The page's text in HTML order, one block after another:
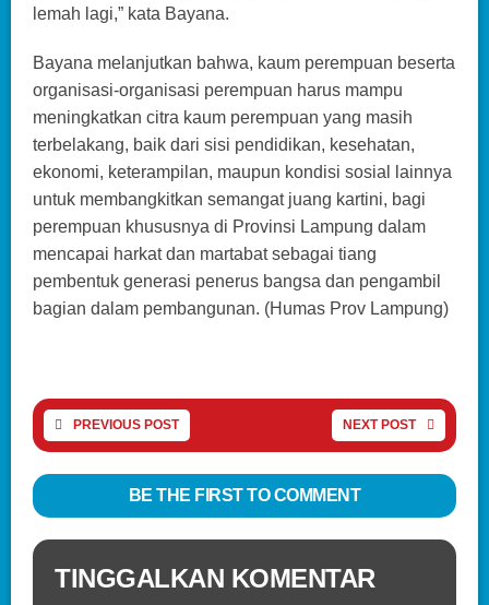
lemah lagi,” kata Bayana.
Bayana melanjutkan bahwa, kaum perempuan beserta
organisasi-organisasi perempuan harus mampu
meningkatkan citra kaum perempuan yang masih
terbelakang, baik dari sisi pendidikan, kesehatan,
ekonomi, keterampilan, maupun kondisi sosial lainnya
untuk membangkitkan semangat juang kartini, bagi
perempuan khususnya di Provinsi Lampung dalam
mencapai harkat dan martabat sebagai tiang
pembentuk generasi penerus bangsa dan pengambil
bagian dalam pembangunan. (Humas Prov Lampung)
PREVIOUS POST NEXT POST
BE THE FIRST TO COMMENT
TINGGALKAN KOMENTAR